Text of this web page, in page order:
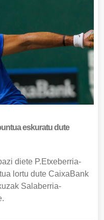
eskuratu dute
diete P.Etxeberria-
lortu dute CaixaBank
Salaberria-